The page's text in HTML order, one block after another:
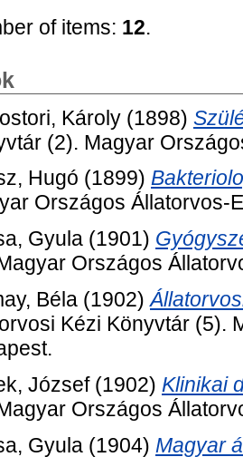
of items: 12.
Károly (1898)
(2). Magyar
Hugó (1899)
Országos Állatorvos-
Gyula (1901)
Országos
Béla (1902)
Kézi Könyvtár (5).
József(1902) Klinikai
Országos
Gyula (1904) Magyar